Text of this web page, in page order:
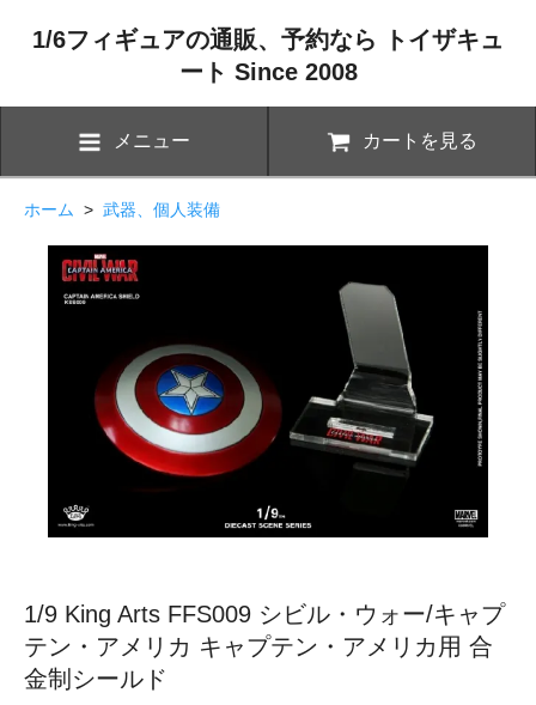
1/6フィギュアの通販、予約なら トイザキュ
ート Since 2008
メニュー カートを見る
ホーム > 武器、個人装備
1/9 King Arts FFS009 シビル・ウォー/キャプ
テン・アメリカ キャプテン・アメリカ用 合
金制シールド